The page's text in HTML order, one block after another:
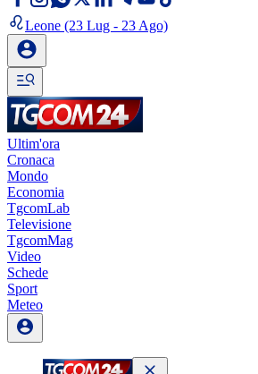
Leone (23 Lug - 23 Ago)
Ultim'ora
Cronaca
Mondo
Economia
TgcomLab
Televisione
TgcomMag
Video
Schede
Sport
Meteo